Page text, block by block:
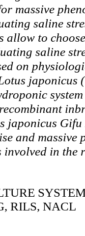
massive
saline
allow to
saline
on
japonicus
and massive
in the
RILS, NACL